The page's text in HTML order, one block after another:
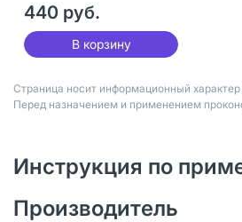
440 руб.
В корзину
Страница носит информационный
Перед назначением и применением
Инструкция по
Производитель